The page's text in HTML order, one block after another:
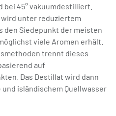
bei 45° vakuumdestilliert.
unter reduziertem
Siedepunkt der meisten
viele Aromen erhält.
trennt dieses
auf
Das Destillat wird dann
isländischem Quellwasser